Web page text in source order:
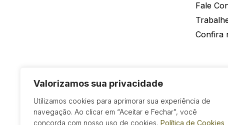
Valorizamos sua privacidade
Utilizamos cookies para aprimorar sua experiência de
navegação. Ao clicar em “Aceitar e Fechar”, você
concorda com nosso uso de cookies. Política de Cookies
Fale
Confira
Ativos Contabilidade - 2026 - Todos os Direitos Reservados